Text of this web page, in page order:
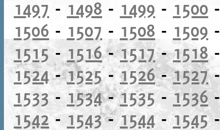
1497 - 1498 - 1499 - 1500
1506 - 1507 - 1508 - 1509
1515- 1516-1517-1518
1524-1525-1526-1527
1533 - 1534-1535 - 1536
1542 - 1543-1544- 1545